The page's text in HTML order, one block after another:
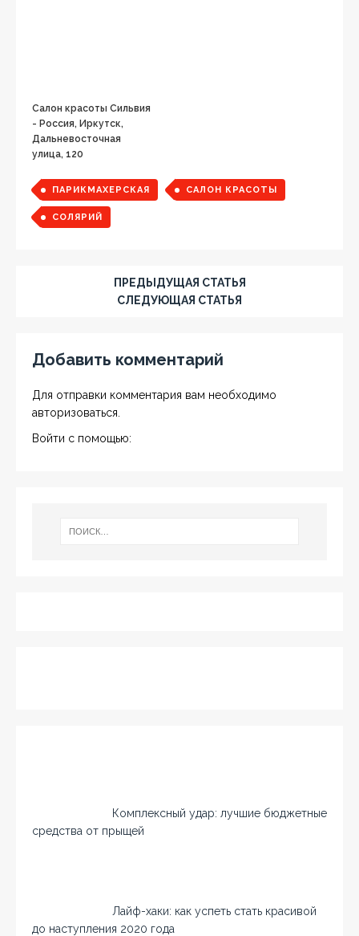
Салон красоты Сильвия
- Россия, Иркутск,
Дальневосточная
улица, 120
ПАРИКМАХЕРСКАЯ САЛОН КРАСОТЫ
СОЛЯРИЙ
ПРЕДЫДУЩАЯ СТАТЬЯ
СЛЕДУЮЩАЯ СТАТЬЯ
Добавить комментарий
Для отправки комментария вам необходимо
авторизоваться
Войти с помощью:
Комплексный удар: лучшие бюджетные
средства от прыщей
Лайф-хаки: как успеть стать красивой
до наступления 2020 года